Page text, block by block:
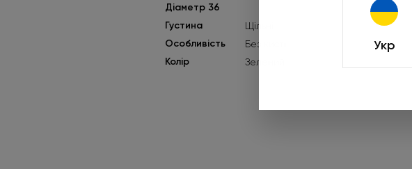
Укр
Діаметр 36
Густина Щільні
Особливість Без кисті
Колір Зелений